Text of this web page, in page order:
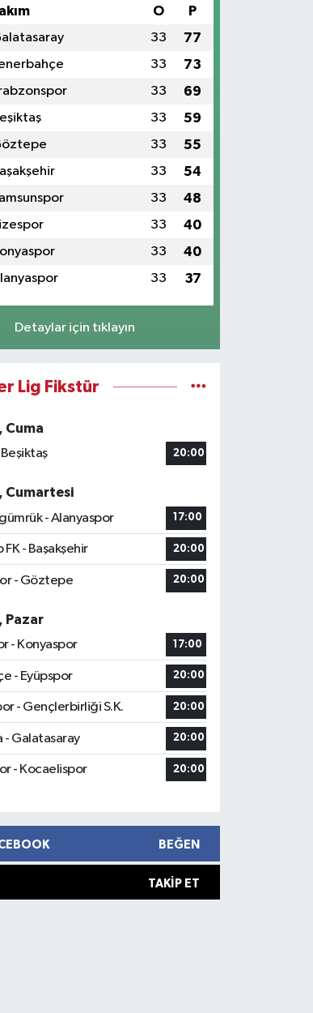
O P
33 77
33 73
33 69
33 59
33 55
33 54
33 48
33 40
33 40
33 37
Detaylar için tıklayın
Lig Fikstür
Cuma
20:00
Cumartesi
- Alanyaspor
17:00
- Başakşehir 20:00
- Göztepe 20:00
Pazar
- Konyaspor
17:00
- Eyüpspor 20:00
- Gençlerbirliği S.K. 20:00
- Galatasaray 20:00
- Kocaelispor 20:00
BEĞEN
TAKIP ET